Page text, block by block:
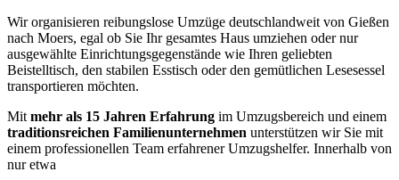
Wir organisieren reibungslose Umzüge deutschlandweit von Gießen
nach Moers, egal ob Sie Ihr gesamtes Haus umziehen oder nur
ausgewählte Einrichtungsgegenstände wie Ihren geliebten
Beistelltisch, den stabilen Esstisch oder den gemütlichen Lesesessel
transportieren möchten.
Mit mehr als 15 Jahren Erfahrung im Umzugsbereich und einem
traditionsreichen Familienunternehmen unterstützen wir Sie mit
einem professionellen Team erfahrener Umzugshelfer. Innerhalb von
nur etwa